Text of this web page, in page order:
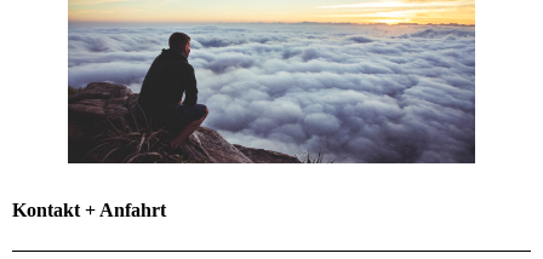
Kontakt + Anfahrt